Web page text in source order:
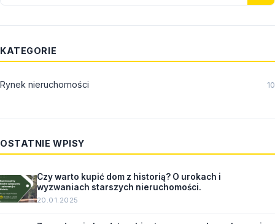
KATEGORIE
Rynek nieruchomości 10
OSTATNIE WPISY
Czy warto kupić dom z historią? O urokach i
wyzwaniach starszych nieruchomości.
20.01.2025